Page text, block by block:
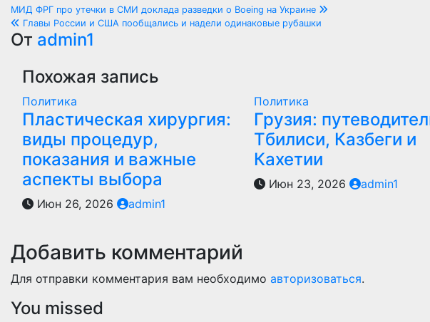
Навигация
по
записям
МИД ФРГ про утечки в СМИ доклада разведки о Boeing на Украине
Главы России и США пообщались и надели одинаковые рубашки
От admin1
Похожая запись
Политика
Пластическая хирургия:
виды процедур,
показания и важные
аспекты выбора
Июн 26, 2026 admin1
Политика
Грузия:
Тбилиси, Казбеги и
Кахетии
Июн 23, 2026 admin1
Добавить комментарий
Для отправки комментария вам необходимо авторизоваться.
You missed